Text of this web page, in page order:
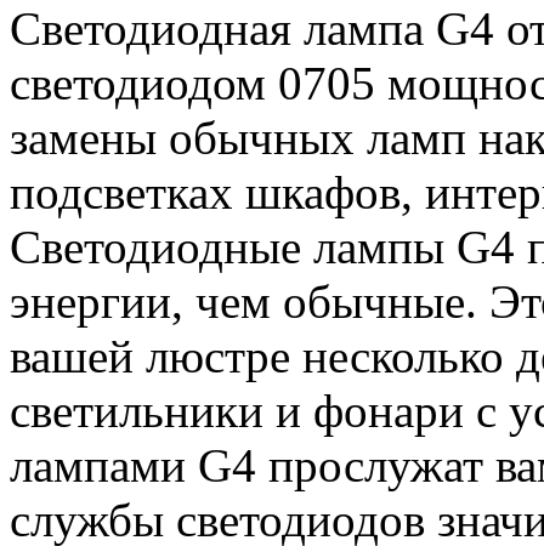
Светодиодная лампа G4
светодиодом 0705
замены обычных ламп
подсветках шкафов,
Светодиодные лампы G4
энергии, чем обычные.
вашей люстре несколько
светильники и фонари с
лампами G4 прослужат
службы светодиодов